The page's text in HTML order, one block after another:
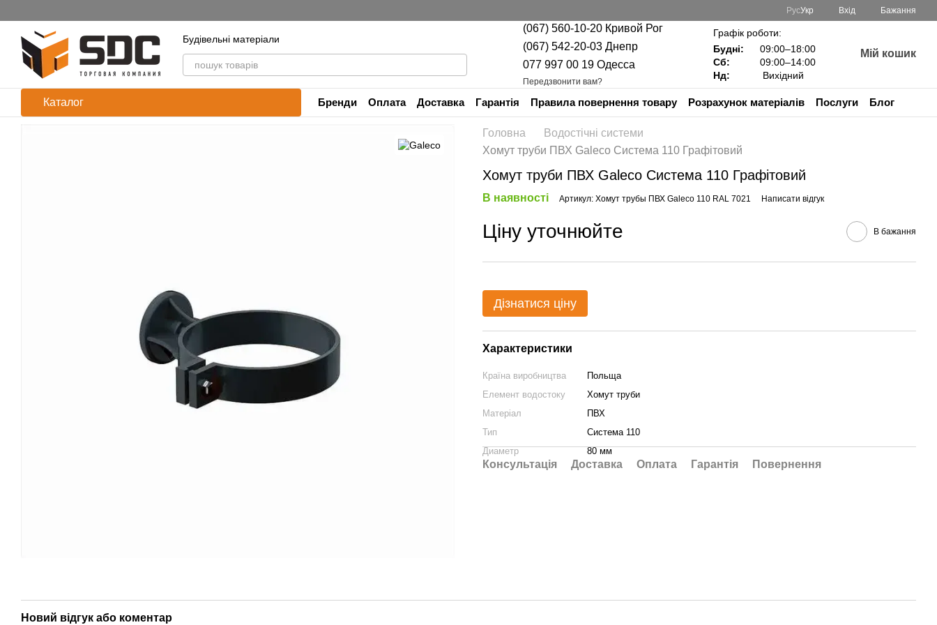
РусУкр Вхід Бажання
Будівельні матеріали
(067) 560-10-20 Кривой Рог
(067) 542-20-03 Днепр
077 997 00 19 Одесса
Передзвонити вам?
Графік роботи:
Будні:
09:00–18:00
Сб:
09:00–14:00
Нд:
Вихідний
Мій кошик
Каталог Бренди Оплата Доставка Гарантія Правила повернення товару Розрахунок матеріалів Послуги
Блог
Контактна інформація
Головна
Водостічні системи
Хомут труби ПВХ Galeco Система 110 Графітовий
Хомут труби ПВХ Galeco Система 110 Графітовий
В наявності Артикул: Хомут трубы ПВХ Galeco 110 RAL 7021 Написати відгук
Ціну уточнюйте В бажання
Дізнатися ціну
Характеристики
Країна виробництва
Польща
Елемент водостоку
Хомут труби
Матеріал
ПВХ
Тип
Система 110
Диаметр
80 мм
Консультація Доставка Оплата Гарантія Повернення
Новий відгук або коментар